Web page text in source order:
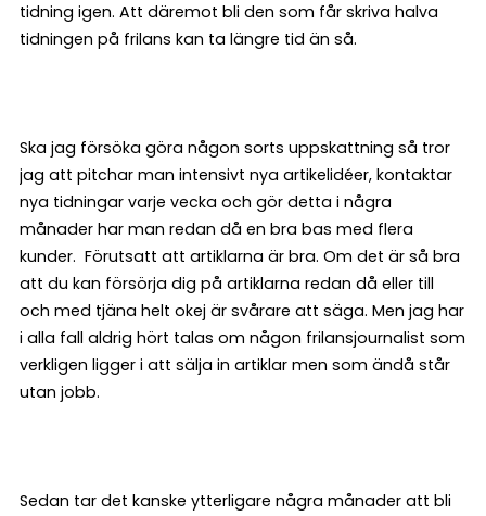
tidning igen. Att däremot bli den som får skriva halva
tidningen på frilans kan ta längre tid än så.
Ska jag försöka göra någon sorts uppskattning så tror
jag att pitchar man intensivt nya artikelidéer, kontaktar
nya tidningar varje vecka och gör detta i några
månader har man redan då en bra bas med flera
kunder. Förutsatt att artiklarna är bra. Om det är så bra
att du kan försörja dig på artiklarna redan då eller till
och med tjäna helt okej är svårare att säga. Men jag har
i alla fall aldrig hört talas om någon frilansjournalist som
verkligen ligger i att sälja in artiklar men som ändå står
utan jobb.
Sedan tar det kanske ytterligare några månader att bli